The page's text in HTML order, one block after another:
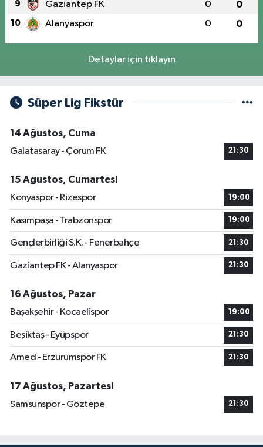
9 Gaziantep FK 0 0
10 Alanyaspor 0 0
Detaylar için tıklayın
Süper Lig Fikstür
14 Ağustos, Cuma
Galatasaray - Çorum FK
21:30
15 Ağustos, Cumartesi
Konyaspor - Rizespor
19:00
Kasımpaşa - Trabzonspor 19:00
Gençlerbirliği S.K. - Fenerbahçe 21:30
Gaziantep FK - Alanyaspor 21:30
16 Ağustos, Pazar
Başakşehir - Kocaelispor
19:00
Beşiktaş - Eyüpspor 21:30
Amed - Erzurumspor FK 21:30
17 Ağustos, Pazartesi
Samsunspor - Göztepe
21:30